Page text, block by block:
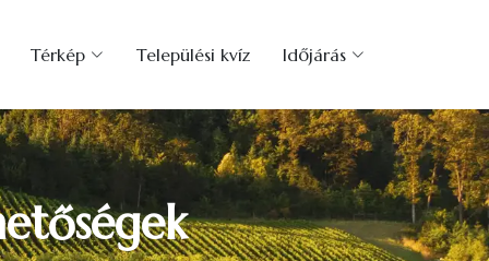
Térkép Települési kvíz Időjárás